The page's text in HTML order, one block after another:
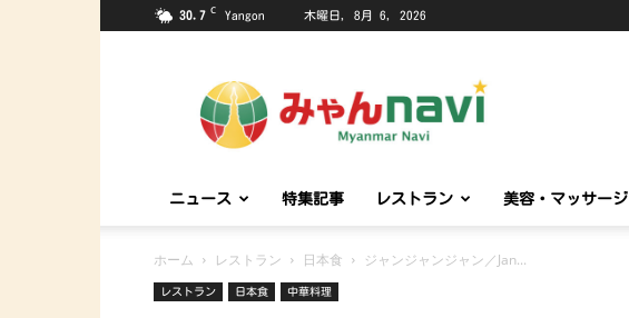
30.7 C Yangon 木曜日, 8月 6, 2026
ゃ
ん
ナ
~Myanmar
ニュース 特集記事 レストラン 美容・マッサージ
ホーム レストラン 日本食 ジャンジャンジャン／Jan...
レストラン 日本食 中華料理